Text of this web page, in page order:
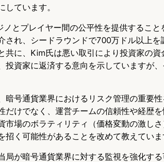
しています。
ノとプレイヤー間の公平性を提供するこ
され、シードラウンドで700万ドル以上を
共に、Kim氏は悪い取引により投資家の
投資家に返済する意向を示していますが
暗号通貨業界におけるリスク管理の重要
だけでなく、運営チームの信頼性や経歴
市場のボラティリティ（価格変動の激し
招く可能性があることを改めて教えていま
局が暗号通貨業界に対する監視を強化す